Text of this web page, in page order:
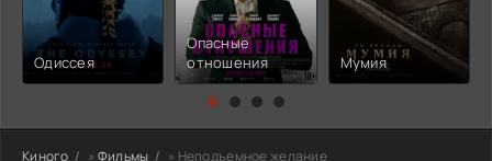
Одиссея
Опасные
отношения
Мумия
Киного » Фильмы » Неподъемное желание